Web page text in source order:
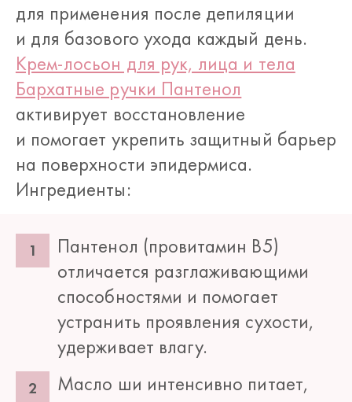
для применения после депиляции
и для базового ухода каждый день.
Крем-лосьон для рук, лица и тела
Бархатные ручки Пантенол
активирует восстановление
и помогает укрепить защитный барьер
на поверхности эпидермиса.
Ингредиенты:
Пантенол (провитамин В5)
отличается разглаживающими
способностями и помогает
устранить проявления сухости,
удерживает влагу.
Масло ши интенсивно питает,